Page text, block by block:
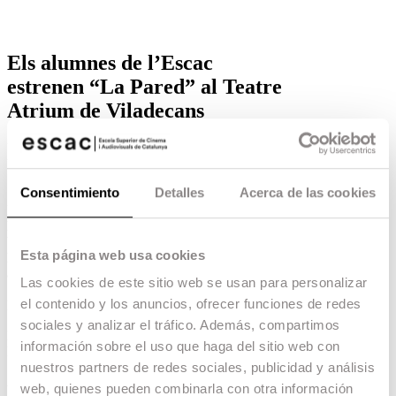
Consentimiento Detalles Acerca de las cookies
Esta página web usa cookies
Las cookies de este sitio web se usan para personalizar
el contenido y los anuncios, ofrecer funciones de redes
sociales y analizar el tráfico. Además, compartimos
información sobre el uso que haga del sitio web con
nuestros partners de redes sociales, publicidad y análisis
web, quienes pueden combinarla con otra información
Els alumnes de l’Escac
estrenen “La Pared” al Teatre
Atrium de Viladecans
Una comèdia vodevilesca que retrata l’absurd de
l’alumna Lara Stoop i dirigida pels també
Sales, Sergio Amador, Martina López i Gerard
Forns.
L’obra està interpretada per: Gloria Sirvent, Oscar
Muñoz, Albert Triola, Sara Diego i Jaume Viñas.
Aquesta és una de les tres obres de teatre que